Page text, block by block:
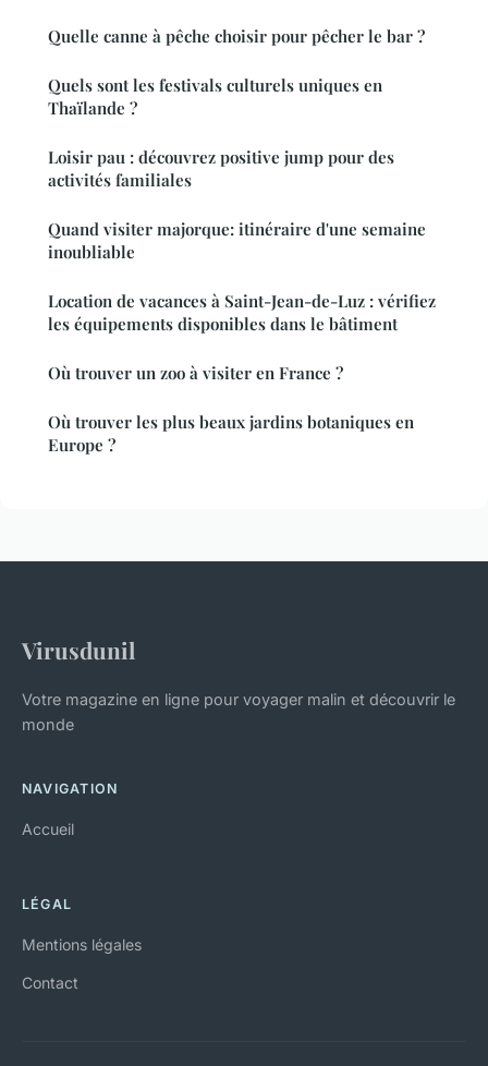
Quelle canne à pêche choisir pour pêcher le bar ?
Quels sont les festivals culturels uniques en
Thaïlande ?
Loisir pau : découvrez positive jump pour des
activités familiales
Quand visiter majorque: itinéraire d'une semaine
inoubliable
Location de vacances à Saint-Jean-de-Luz : vérifiez
les équipements disponibles dans le bâtiment
Où trouver un zoo à visiter en France ?
Où trouver les plus beaux jardins botaniques en
Europe ?
Virusdunil
Votre magazine en ligne pour voyager malin et découvrir le
monde
NAVIGATION
Accueil
LÉGAL
Mentions légales
Contact